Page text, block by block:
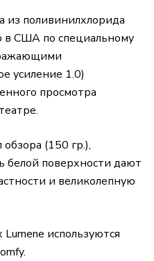
из поливинилхлорида
в США по специальному
усиление 1.0)
просмотра
(150 гр.),
белой поверхности дают
и великолепную
используются